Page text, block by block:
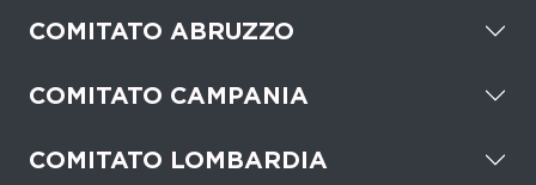
COMITATO ABRUZZO
COMITATO CAMPANIA
COMITATO LOMBARDIA